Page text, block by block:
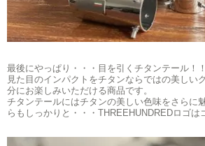
最後にやっぱり・・・目を引くチタンテール！！
見た目のインパクトをチタンならではの美しい
分にお楽しみいただける商品です。
チタンテールにはチタンの美しい色味をさらに
らもしっかりと・・・THREEHUNDREDロゴは